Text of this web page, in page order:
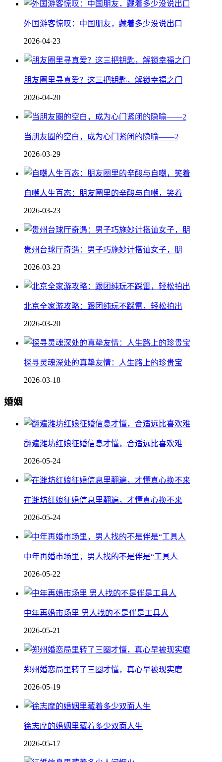
外国游客惊叹：中国朋友，藏着多少没说出口
2026-04-23
朋友圈里寻真爱？这三把钥匙，解锁幸福之门
2026-04-20
当朋友圈的空白，成为心门紧闭的隐喻——2
2026-03-29
自嘲人生百态：朋友圈里的辛酸与自嘲，笑着
2026-03-23
贵州台球厅奇遇：男子巧施妙计搭讪女子，朋
2026-03-23
北京全家游攻略：跟团纯玩不踩雷，轻松拍出
2026-03-20
探寻灵魂深处的真挚友情：人生路上的珍贵宝
2026-03-18
婚姻
翻遍潍坊红娘征婚信息才懂，合适远比喜欢难
2026-05-24
在潍坊红娘征婚信息里翻遍，才懂真心换不来
2026-05-24
中年再婚市场里，男人找的不是伴是“工具人
2026-05-22
中年再婚市场里 男人找的不是伴是工具人
2026-05-21
郑州婚恋局里转了三圈才懂，真心早被现实磨
2026-05-19
徐志摩的婚姻里藏着多少双面人生
2026-05-17